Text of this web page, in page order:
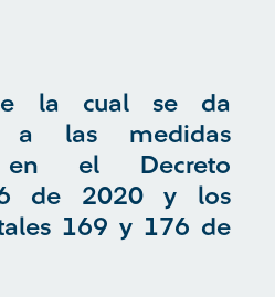
la cual se da
a las medidas
en el Decreto
de 2020 y los
169 y 176 de